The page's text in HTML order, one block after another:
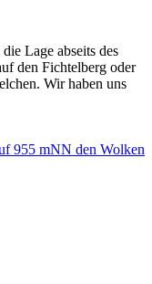
Lage abseits des
den Fichtelberg oder
Wir haben uns
955 mNN den Wolken